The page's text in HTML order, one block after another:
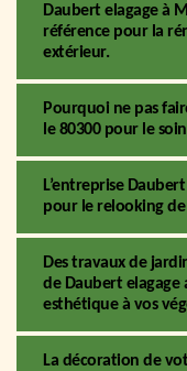
Daubert elagage à
référence pour la
extérieur.
Pourquoi ne pas
le 80300 pour le
L’entreprise
pour le relooking
Des travaux de
de Daubert
esthétique à vos
La décoration de